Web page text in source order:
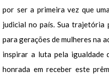
por ser a primeira vez que
judicial no país. Sua
para gerações de mulheres na
inspirar a luta pela igualdade
honrada em receber este